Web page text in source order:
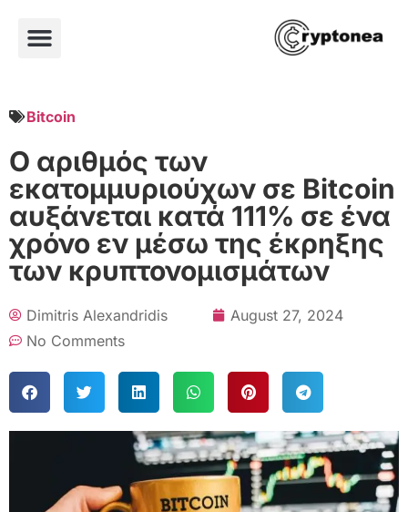
Bitcoin
Ο αριθμός των
εκατομμυριούχων σε Bitcoin
αυξάνεται κατά 111% σε ένα
χρόνο εν μέσω της έκρηξης
των κρυπτονομισμάτων
Dimitris Alexandridis
August 27, 2024
No Comments